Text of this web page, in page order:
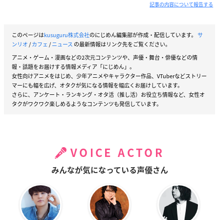
記事の内容について報告する
このページはkusuguru株式会社のにじめん編集部が作成・配信しています。 サ
ンリオ/カフェ/ニュース の最新情報はリンク先をご覧ください。
アニメ・ゲーム・漫画などの2次元コンテンツや、声優・舞台・俳優などの情
報・話題をお届けする情報メディア「にじめん」。
女性向けアニメをはじめ、少年アニメやキャラクター作品、VTuberなどストリー
マーにも幅を広げ、オタクが気になる情報を幅広くお届けしています。
さらに、アンケート・ランキング・オタ活（推し活）お役立ち情報など、女性オ
タクがワクワク楽しめるようなコンテンツも発信しています。
VOICE ACTOR
みんなが気になっている声優さん